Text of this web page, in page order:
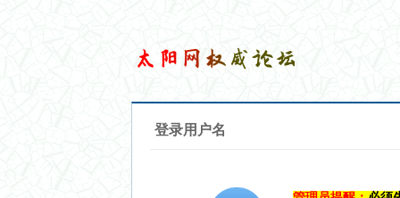
登录用户名